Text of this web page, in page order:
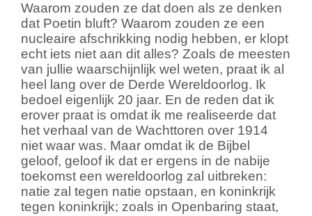
Waarom zouden ze dat doen als ze denken
dat Poetin bluft? Waarom zouden ze een
nucleaire afschrikking nodig hebben, er klopt
echt iets niet aan dit alles? Zoals de meesten
van jullie waarschijnlijk wel weten, praat ik al
heel lang over de Derde Wereldoorlog. Ik
bedoel eigenlijk 20 jaar. En de reden dat ik
erover praat is omdat ik me realiseerde dat
het verhaal van de Wachttoren over 1914
niet waar was. Maar omdat ik de Bijbel
geloof, geloof ik dat er ergens in de nabije
toekomst een wereldoorlog zal uitbreken:
natie zal tegen natie opstaan, en koninkrijk
tegen koninkrijk; zoals in Openbaring staat,